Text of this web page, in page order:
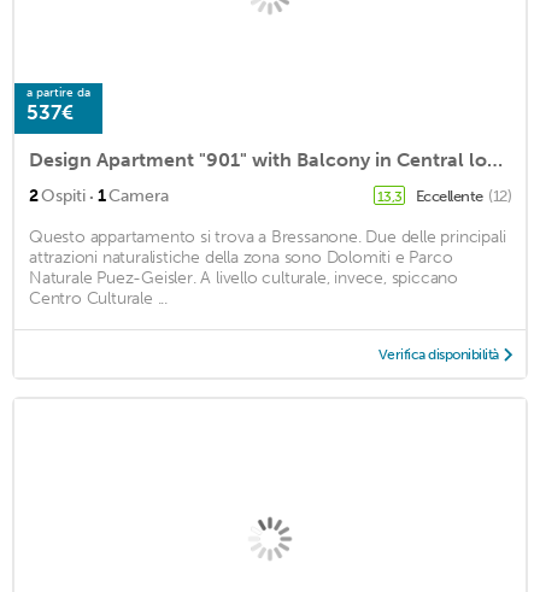
a partire da
537€
Design Apartment "901" with Balcony in Central location
2Ospiti · 1Camera 13,3 Eccellente (12)
Questo appartamento si trova a Bressanone. Due delle principali
attrazioni naturalistiche della zona sono Dolomiti e Parco
Naturale Puez-Geisler. A livello culturale, invece, spiccano
Centro Culturale ...
Verifica disponibilità